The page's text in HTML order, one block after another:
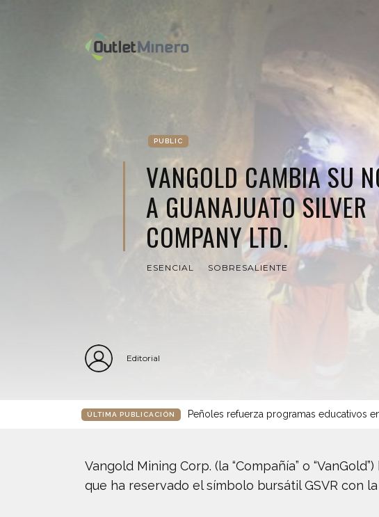
PUBLIC
VANGOLD CAMBIA SU
A GUANAJUATO SILVER
COMPANY LTD.
ESENCIAL SOBRESALIENTE
Editorial
ÚLTIMA PUBLICACIÓN Peñoles refuerza programas educativos
Vangold Mining Corp. (la “Compañía” o
que ha reservado el símbolo bursátil GSVR con